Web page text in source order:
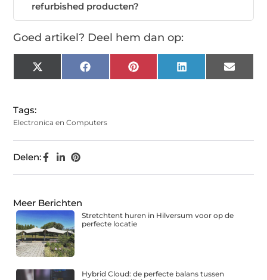
refurbished producten?
Goed artikel? Deel hem dan op:
X
(Twitter)
Facebook Pinterest LinkedIn Email
Tags:
Electronica en Computers
Delen:
Meer Berichten
Stretchtent huren in Hilversum voor op de
perfecte locatie
Hybrid Cloud: de perfecte balans tussen